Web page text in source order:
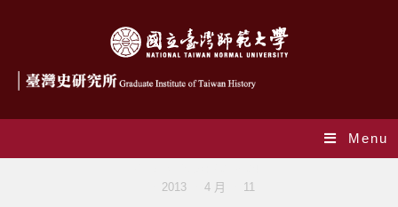
Menu
2013 4 月 11